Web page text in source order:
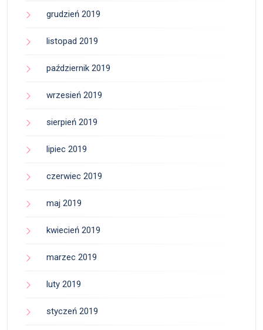
grudzień 2019
listopad 2019
październik 2019
wrzesień 2019
sierpień 2019
lipiec 2019
czerwiec 2019
maj 2019
kwiecień 2019
marzec 2019
luty 2019
styczeń 2019